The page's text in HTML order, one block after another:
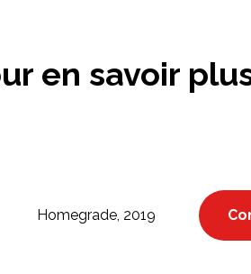
en savoir
Homegrade, 2019